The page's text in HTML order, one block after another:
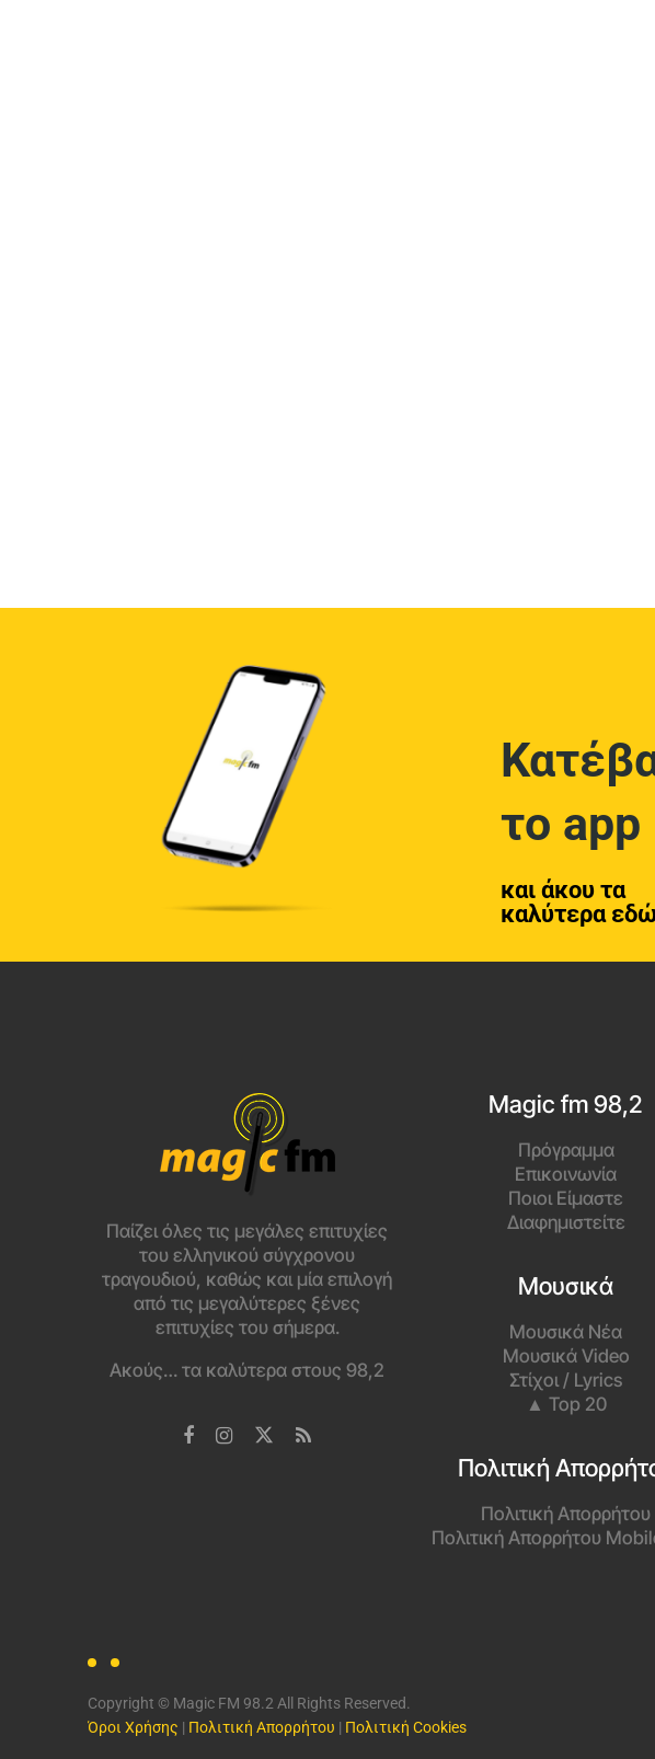
το app
και άκου τα
καλύτερα
Παίζει όλες τις μεγάλες επιτυχίες
του ελληνικού σύγχρονου
τραγουδιού, καθώς και μία επιλογή
από τις μεγαλύτερες ξένες
επιτυχίες του σήμερα.
Ακούς… τα καλύτερα στους 98,2
Magic fm 98,2
Πρόγραμμα
Επικοινωνία
Ποιοι Είμαστε
Διαφημιστείτε
Μουσικά
Μουσικά Νέα
Μουσικά Video
Στίχοι / Lyrics
▲ Top 20
Πολιτική
Πολιτική Απορρήτου
Πολιτική Απορρήτου
Copyright © Magic FM 98.2 All Rights Reserved.
Όροι Χρήσης | Πολιτική Απορρήτου | Πολιτική Cookies